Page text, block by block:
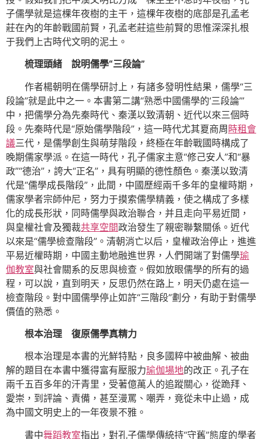
子儒學就是這棵年夜樹的主干，這棵年夜樹的底部是孔孟老
莊在內的年齡戰國前賢，孔孟老莊這些前賢的思惟深深扎根
于我們上古時代文明的泥土。
梳理頭緒 說明儒學“三段論”
作者楊朝明在儒學研討上，有諸多發明性結果，儒學“三
段論”就是此中之一。本書第二講“熟悉中國儒學的‘三段論’”
中，把儒學分為先秦時代、秦漢以致清朝、近代以來三個時
段。先秦時代是“原始儒學階段”，這一時代尤其夏商周時租會
議三代，是儒學創生與萌芽階段，終極在年齡戰國時構成了
晚期儒家學派。在這一時代，孔子儒家主意“修己安人”和“暴
政”“德治”，誇大“正名”，具有明顯的德性顏色。秦漢以致清
代是“儒學成長階段”，此間，中國歷經兩千多年的皇權時期，
儒家學者宗師仲尼，努力于摸索儒學精義，使之構成了多樣
化的成長形狀，同時儒學與政治聯合，并且走向平易近間，
與皇權社會及獨裁共享空間政治發生了親密聯繫關係。近代
以來是“儒學檢查階段”。清朝消亡以后，皇權政治停止，進進
平易近權時期，中國主動地融進世界，人們開端了對儒學瑜
伽教室與社會關系的反思與檢查。假如放眼儒學的所有的過
程，可以說，直到明天，反思仍然在路上，明天仍處在這一
檢查階段。對中國儒學停止如許“三階段”劃分，有助于對儒學
價值的熟悉。
根本治理 復原儒學真精力
根本治理是本書的光鮮特點，良多國粹中被曲解、被曲
解的題目在本書中獲得富有壓服力瑜伽場地的改正。孔子在
兩千五百多年的汗青里，受著億萬人的追蹤關心，從跪拜、
愛崇，到評論、責備，甚至漫罵、嘲弄，竟從未中止過，成
為中國文明史上的一年夜景不雅。
書中舞蹈教室指出，對孔子儒學傳統持“守舊”態度的學者